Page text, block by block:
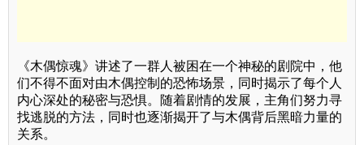
《木偶惊魂》讲述了一群人被困在一个神秘的剧院中，他
们不得不面对由木偶控制的恐怖场景，同时揭示了每个人
内心深处的秘密与恐惧。随着剧情的发展，主角们努力寻
找逃脱的方法，同时也逐渐揭开了与木偶背后黑暗力量的
关系。